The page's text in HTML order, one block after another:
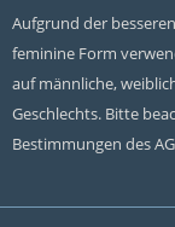
Aufgrund der
feminine Form
auf männliche,
Geschlechts. Bitte
Bestimmungen des